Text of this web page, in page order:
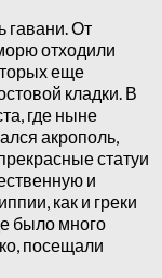
гавани. От
отходили
еще
кладки. В
где ныне
акрополь,
статуи
и
как и греки
было много
посещали